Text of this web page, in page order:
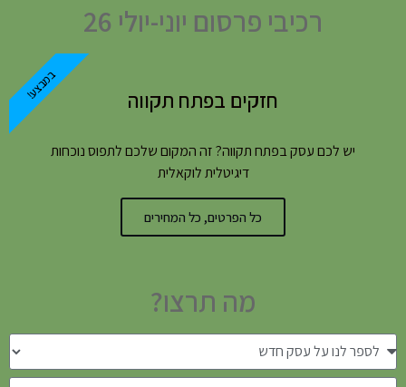
רכיבי פרסום יוני-יולי 26
חזקים בפתח תקווה
יש לכם עסק בפתח תקווה? זה המקום שלכם לתפוס נוכחות
דיגיטלית לוקאלית
כל הפרטים, כל המחירים
במבצע!
מה תרצו?